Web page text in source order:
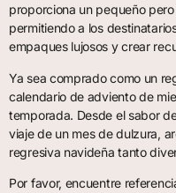
proporciona un pequeño
permitiendo a los
empaques lujosos y crear
Ya sea comprado como un
calendario de adviento de
temporada. Desde el sabor
viaje de un mes de dulzura,
regresiva navideña tanto
Por favor, encuentre